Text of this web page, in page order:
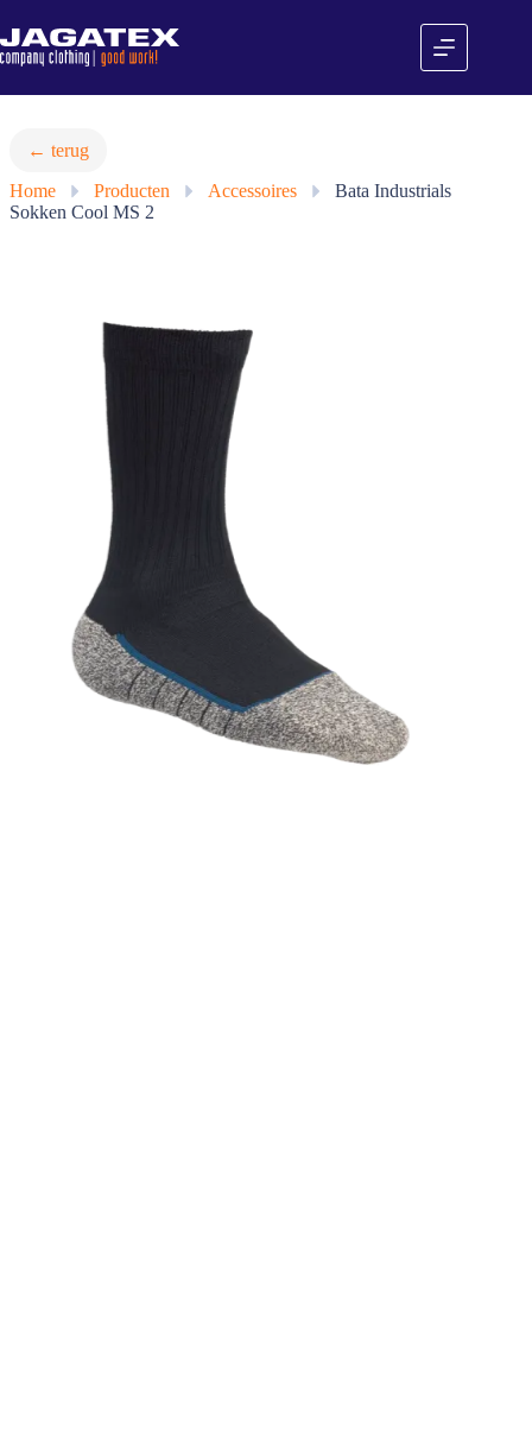
naar
de
inhoud
← terug
Home
» Producten » Accessoires »
Bata Industrials
Sokken Cool MS 2